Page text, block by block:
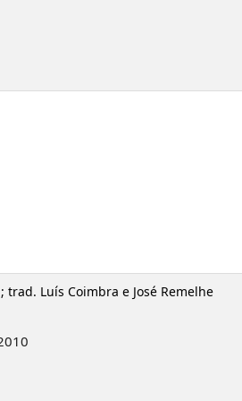
; trad. Luís Coimbra e José Remelhe